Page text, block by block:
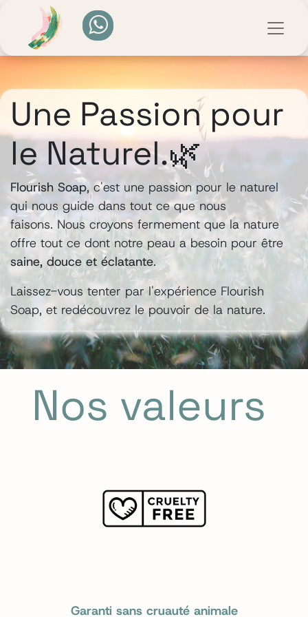
Une Passion pour
le Naturel.🌿
Flourish Soap, c'est une passion pour le naturel
qui nous guide dans tout ce que nous
faisons. Nous croyons fermement que la nature
offre tout ce dont notre peau a besoin pour être
saine, douce et éclatante.
Laissez-vous tenter par l'expérience Flourish
Soap, et redécouvrez le pouvoir de la nature.
Nos valeurs
Garanti sans cruauté animale